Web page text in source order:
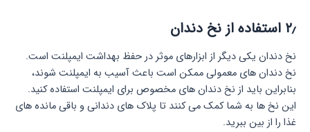
۲٫ استفاده از نخ دندان
نخ دندان یکی دیگر از ابزارهای موثر در حفظ بهداشت ایمپلنت است.
نخ دندان های معمولی ممکن است باعث آسیب به ایمپلنت شوند،
بنابراین باید از نخ دندان های مخصوص برای ایمپلنت استفاده کنید.
این نخ ها به شما کمک می کنند تا پلاک های دندانی و باقی مانده های
غذا را از بین ببرید.